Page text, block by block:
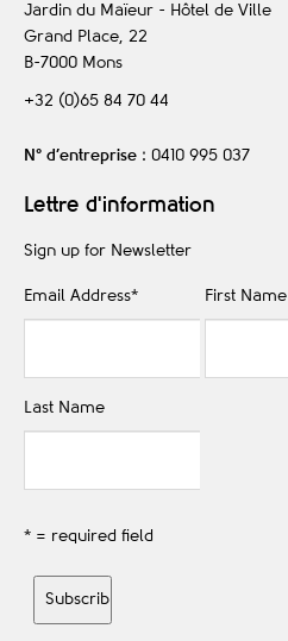
Jardin du Maïeur - Hôtel de Ville
Grand Place, 22
B-7000 Mons
+32 (0)65 84 70 44
N° d’entreprise : 0410 995 037
Lettre d'information
Sign up for Newsletter
Email Address* First Name
Last Name
* = required field